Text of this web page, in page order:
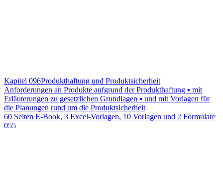
Kapitel 096Produkthaftung und Produktsicherheit
Anforderungen an Produkte aufgrund der Produkthaftung ▪ mit
Erläuterungen zu gesetzlichen Grundlagen ▪ und mit Vorlagen für
die Planungen rund um die Produktsicherheit
60 Seiten E-Book, 3 Excel-Vorlagen, 10 Vorlagen und 2 Formulare
055